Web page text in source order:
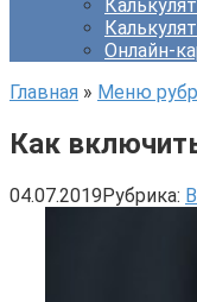
Онлайн-
Главная » Меню
Как
04.07.2019Рубрика: